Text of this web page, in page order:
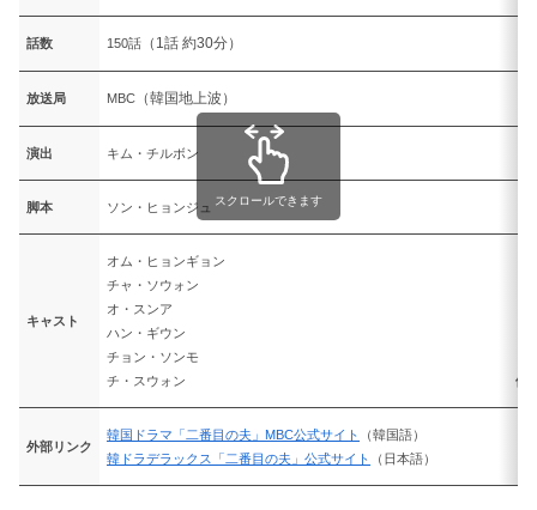
話数 150話 （1話 約30分）
放送局 MBC （韓国地上波）
演出 キム・チルボン
脚本 ソン・ヒョンジュ
キャスト
オム・ヒョンギョン
チャ・ソウォン
オ・スンア
ハン・ギウン
チョン・ソンモ
チ・スウォン 他
外部リンク
韓国ドラマ「二番目の夫」MBC公式サイト
（韓国語）
韓ドラデラックス「二番目の夫」公式サイト
（日本語）
スクロールできます